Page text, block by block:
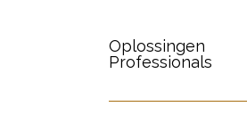
Oplossingen
Professionals